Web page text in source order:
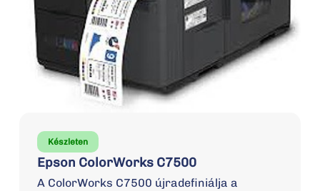
Epson ColorWorks C7500
Készleten
A ColorWorks C7500 újradefiniálja a